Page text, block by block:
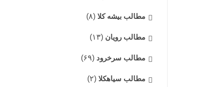
مطالب بیشه کلا (۸)
مطالب رویان (۱۳)
مطالب سرخرود (۶۹)
مطالب سیاهکلا (۲)